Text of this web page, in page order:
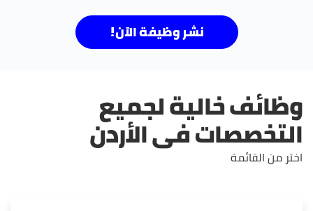
نشر وظيفة الآن!
وظائف خالية لجميع
التخصصات فى الأردن
اختر من القائمة